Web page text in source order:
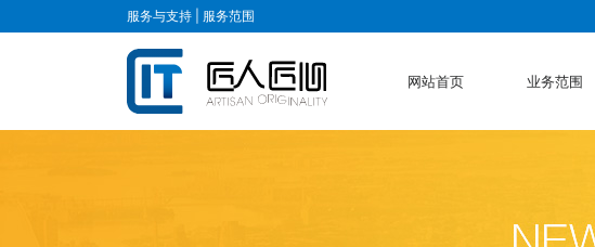
服务与支持 | 服务范围
网站首页 业务范围